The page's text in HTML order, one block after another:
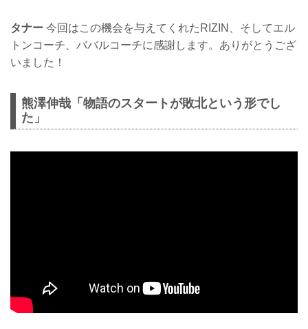
タナー 今回はこの機会を与えてくれたRIZIN、そしてエル
トンコーチ、ババルコーチに感謝します。ありがとうござ
いました！
熊澤伸哉「物語のスタートが敗北という形でし
た」